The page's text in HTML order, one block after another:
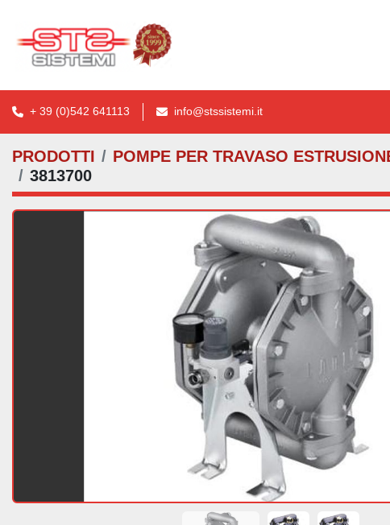
+ 39 (0)542 641113 info@stssistemi.it
PRODOTTI POMPE PER TRAVASO
3813700